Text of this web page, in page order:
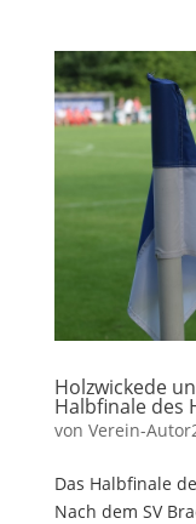
Holzwickede
Halbfinale des
von Verein-
Das Halbfinale
Nach dem SV